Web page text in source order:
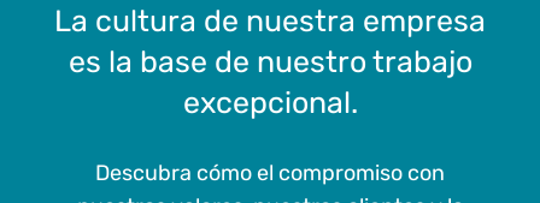
La cultura de nuestra empresa
es la base de nuestro trabajo
excepcional.
Descubra cómo el compromiso con